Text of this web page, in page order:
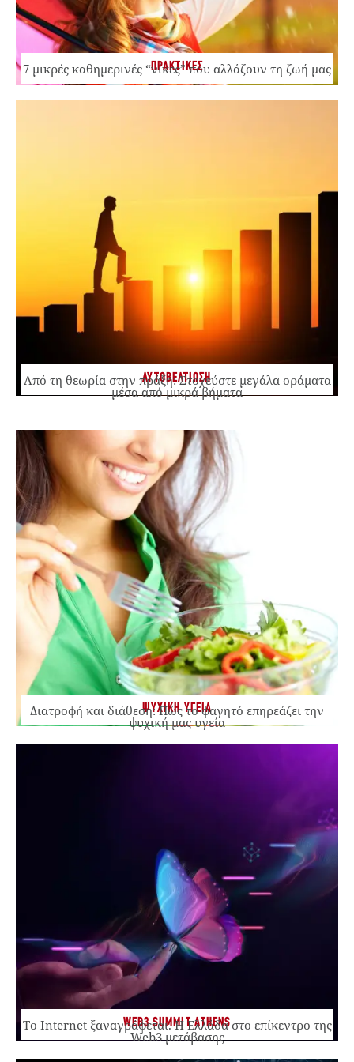
ΠΡΑΚΤΙΚΕΣ
7 μικρές καθημερινές “νίκες” που αλλάζουν τη ζωή μας
ΑΥΤΟΒΕΛΤΙΩΣΗ
Από τη θεωρία στην πράξη: Στοχεύστε μεγάλα οράματα
μέσα από μικρά βήματα
ΨΥΧΙΚΗ ΥΓΕΙΑ
Διατροφή και διάθεση: Πώς το φαγητό επηρεάζει την
ψυχική μας υγεία
WEB3 SUMMIT ATHENS
Το Internet ξαναγράφεται. Η Ελλάδα στο επίκεντρο της
Web3 μετάβασης